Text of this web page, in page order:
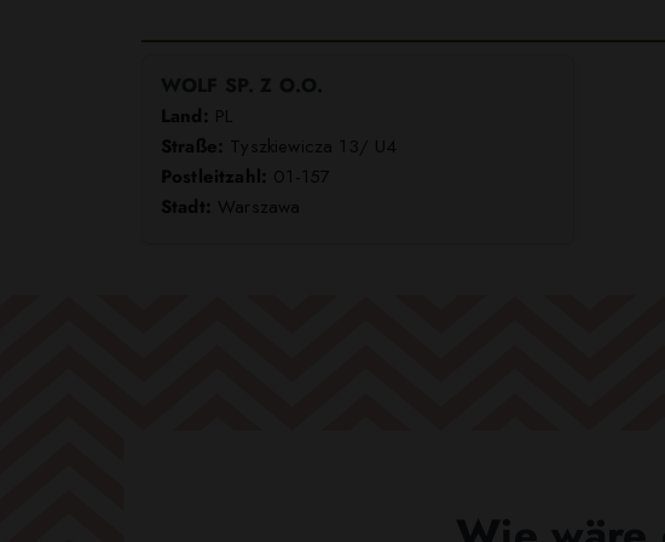
Land: PL
Straße: Tyszkiewicza 13/ U4
Postleitzahl: 01-157
Stadt: Warszawa